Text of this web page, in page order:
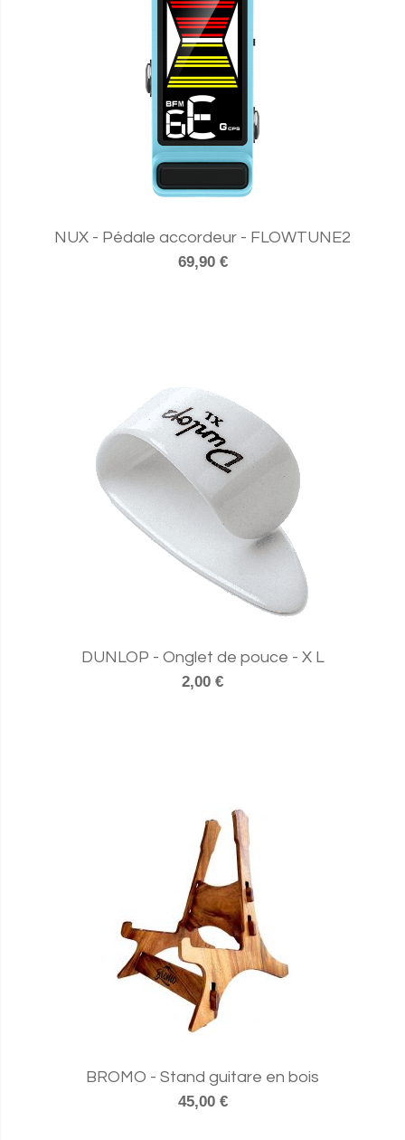
NUX - Pédale accordeur - FLOWTUNE2
69,90 €
DUNLOP - Onglet de pouce - X L
2,00 €
BROMO - Stand guitare en bois
45,00 €